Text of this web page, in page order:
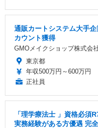
通販カートシステム大手
カウント獲得
GMOメイクショップ株式会
東京都
年収500万円～600万円
正社員
「理学療法士 」資格必須
実務経験がある方優遇 完